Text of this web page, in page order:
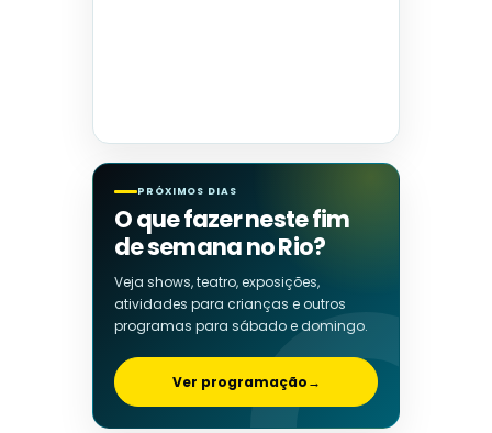
PRÓXIMOS DIAS
O que fazer neste fim
de semana no Rio?
Veja shows, teatro, exposições,
atividades para crianças e outros
programas para sábado e domingo.
Ver programação→